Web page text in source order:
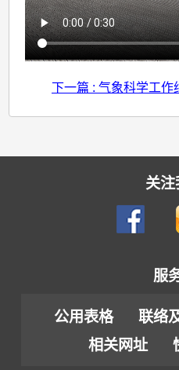
下一篇 : 气象科学工
关注
服
公用表格 联络
相关网址